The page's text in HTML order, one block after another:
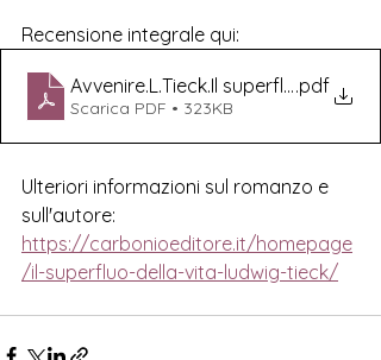
Recensione integrale qui:
Avvenire.L.Tieck.Il superfluo della
.pdf
Scarica PDF • 323KB
Ulteriori informazioni sul romanzo e
sull'autore:
https://carbonioeditore.it/homepage
/il-superfluo-della-vita-ludwig-tieck/